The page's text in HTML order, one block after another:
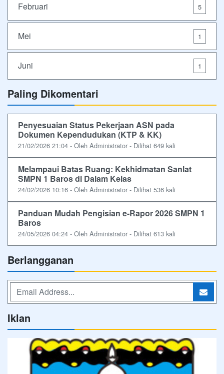
Februari 5
Mei 1
Juni 1
Paling Dikomentari
Penyesuaian Status Pekerjaan ASN pada
Dokumen Kependudukan (KTP & KK)
21/02/2026 21:04 - Oleh Administrator - Dilihat 649 kali
Melampaui Batas Ruang: Kekhidmatan Sanlat
SMPN 1 Baros di Dalam Kelas
24/02/2026 10:16 - Oleh Administrator - Dilihat 536 kali
Panduan Mudah Pengisian e-Rapor 2026 SMPN 1
Baros
24/05/2026 04:24 - Oleh Administrator - Dilihat 613 kali
Berlangganan
Iklan